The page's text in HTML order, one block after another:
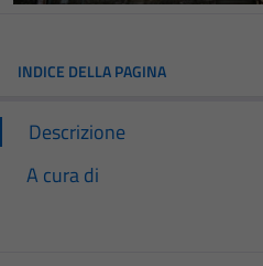
INDICE DELLA PAGINA
Descrizione
A cura di